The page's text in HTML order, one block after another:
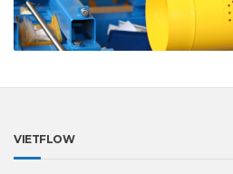
VIETFLOW